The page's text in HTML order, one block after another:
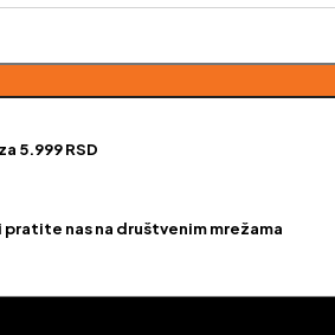
5.999 RSD
nas na društvenim mrežama